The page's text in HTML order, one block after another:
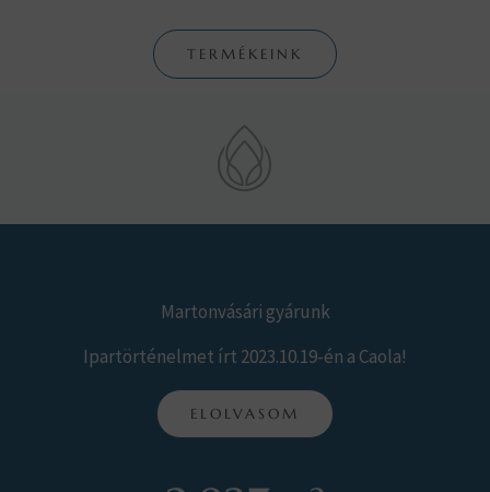
TERMÉKEINK
Martonvásári gyárunk
Ipartörténelmet írt 2023.10.19-én a Caola!
ELOLVASOM